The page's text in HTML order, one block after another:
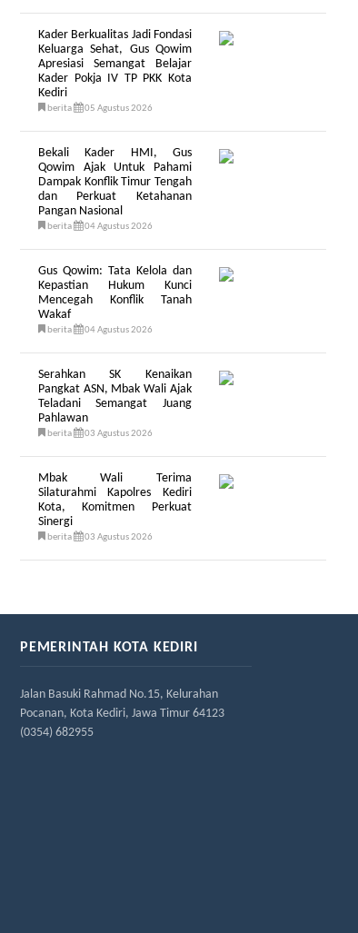
Kader Berkualitas Jadi Fondasi
Keluarga Sehat, Gus Qowim
Apresiasi Semangat Belajar
Kader Pokja IV TP PKK Kota
Kediri
berita 05 Agustus 2026
Bekali Kader HMI, Gus
Qowim Ajak Untuk Pahami
Dampak Konflik Timur Tengah
dan Perkuat Ketahanan
Pangan Nasional
berita 04 Agustus 2026
Gus Qowim: Tata Kelola dan
Kepastian Hukum Kunci
Mencegah Konflik Tanah
Wakaf
berita 04 Agustus 2026
Serahkan SK Kenaikan
Pangkat ASN, Mbak Wali Ajak
Teladani Semangat Juang
Pahlawan
berita 03 Agustus 2026
Mbak Wali Terima
Silaturahmi Kapolres Kediri
Kota, Komitmen Perkuat
Sinergi
berita 03 Agustus 2026
PEMERINTAH KOTA KEDIRI
Jalan Basuki Rahmad No.15, Kelurahan
Pocanan, Kota Kediri, Jawa Timur 64123
(0354) 682955